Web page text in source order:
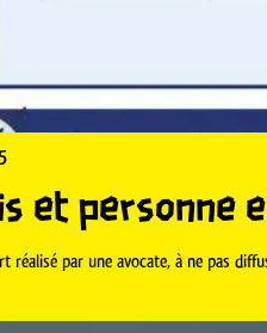
et personne
réalisé par une avocate, à ne pas